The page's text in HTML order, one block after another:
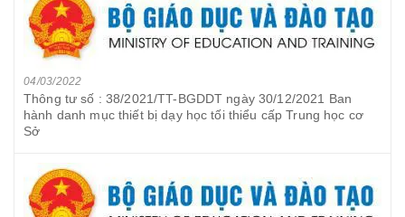
04/03/2022
Thông tư số : 38/2021/TT-BGDDT ngày 30/12/2021 Ban
hành danh mục thiết bị dạy học tối thiểu cấp Trung học cơ
Sở